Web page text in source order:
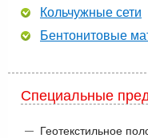
Кольчужные сети
Бентонитовые
Специальные
Геотекстильное